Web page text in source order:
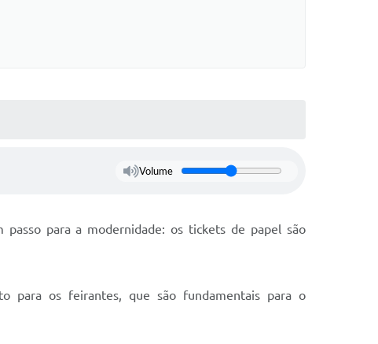
Volume
passo para a modernidade: os tickets de papel são
para os feirantes, que são fundamentais para o